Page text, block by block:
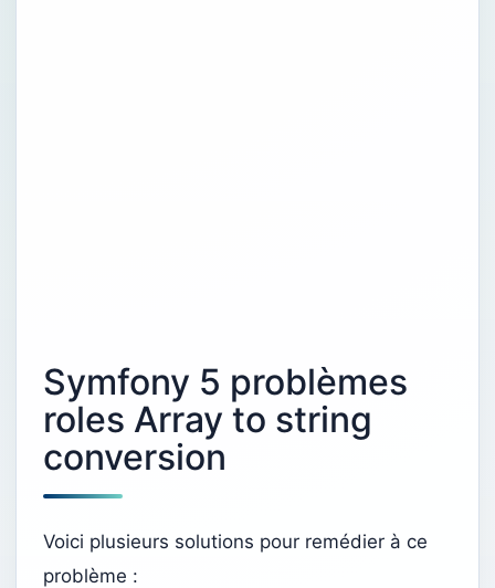
Symfony 5 problèmes
roles Array to string
conversion
Voici plusieurs solutions pour remédier à ce
problème :